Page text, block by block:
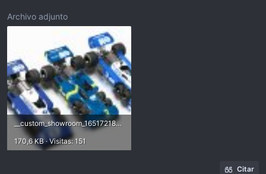
Archivo adjunto
__custom_showroom_1651721863.jpg
170,6 KB · Visitas: 151
Citar